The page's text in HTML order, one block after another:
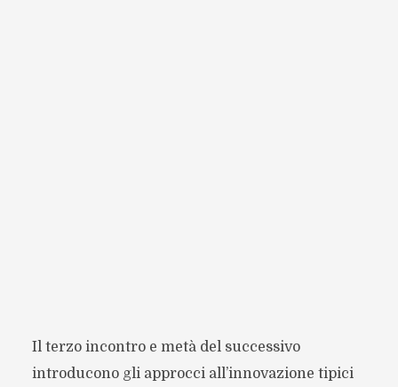
Il terzo incontro e metà del successivo
introducono gli approcci all’innovazione tipici